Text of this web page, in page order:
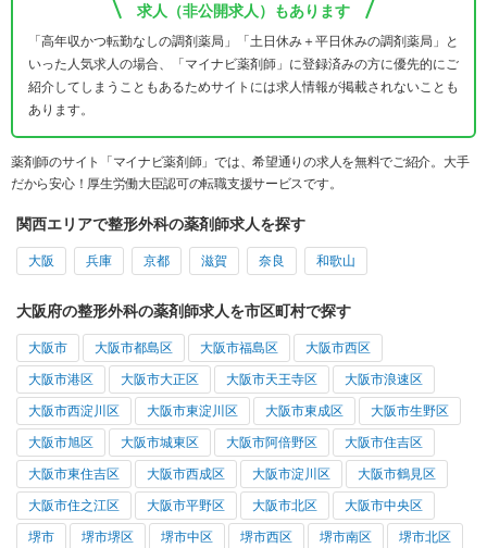
求人（非公開求人）もあります
「高年収かつ転勤なしの調剤薬局」「土日休み＋平日休みの調剤薬局」と
いった人気求人の場合、「マイナビ薬剤師」に登録済みの方に優先的にご
紹介してしまうこともあるためサイトには求人情報が掲載されないことも
あります。
薬剤師のサイト「マイナビ薬剤師」では、希望通りの求人を無料でご紹介。大手
だから安心！厚生労働大臣認可の転職支援サービスです。
関西エリアで整形外科の薬剤師求人を探す
大阪 兵庫 京都 滋賀 奈良 和歌山
大阪府の整形外科の薬剤師求人を市区町村で探す
大阪市 大阪市都島区 大阪市福島区 大阪市西区
大阪市港区 大阪市大正区 大阪市天王寺区 大阪市浪速区
大阪市西淀川区 大阪市東淀川区 大阪市東成区 大阪市生野区
大阪市旭区 大阪市城東区 大阪市阿倍野区 大阪市住吉区
大阪市東住吉区 大阪市西成区 大阪市淀川区 大阪市鶴見区
大阪市住之江区 大阪市平野区 大阪市北区 大阪市中央区
堺市 堺市堺区 堺市中区 堺市西区 堺市南区 堺市北区